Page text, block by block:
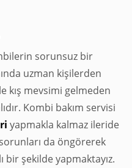
sorunsuz bir
uzman kişilerden
kış mevsimi gelmeden
Kombi bakım servisi
yapmakla kalmaz ileride
da öngörerek
şekilde yapmaktayız.